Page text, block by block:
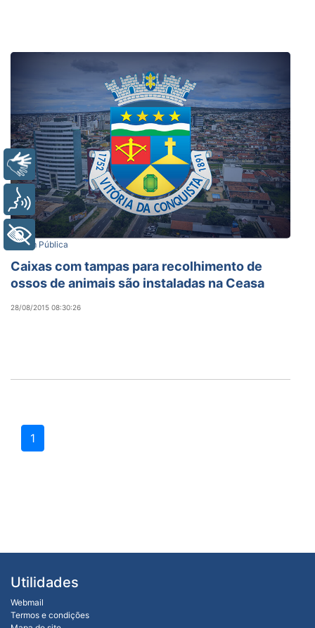
Ordem Pública
Caixas com tampas para recolhimento de
ossos de animais são instaladas na Ceasa
28/08/2015 08:30:26
1
Utilidades
Webmail
Termos e condições
Libras
Voz
+ Acessibilidade